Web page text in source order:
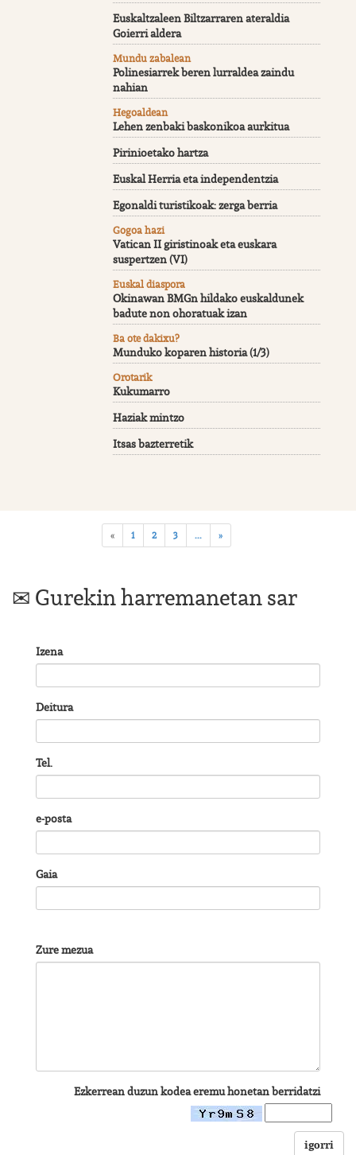
Euskaltzaleen Biltzarraren ateraldia
Goierri aldera
Mundu zabalean
Polinesiarrek beren lurraldea zaindu
nahian
Hegoaldean
Lehen zenbaki baskonikoa aurkitua
Pirinioetako hartza
Euskal Herria eta independentzia
Egonaldi turistikoak: zerga berria
Gogoa hazi
Vatican II giristinoak eta euskara
suspertzen (VI)
Euskal diaspora
Okinawan BMGn hildako euskaldunek
badute non ohoratuak izan
Ba ote dakixu?
Munduko koparen historia (1/3)
Orotarik
Kukumarro
Haziak mintzo
Itsas bazterretik
« 1 2 3 ... »
Gurekin harremanetan sar
Izena
Deitura
Tel.
e-posta
Gaia
Zure mezua
Ezkerrean duzun kodea eremu honetan berridatzi
igorri